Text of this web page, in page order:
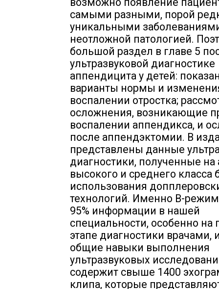
самыми разными, порой
уникальными
неотложной патологией.
большой раздел в главе 5
ультразвуковой диагностике
аппендицита у детей:
варианты нормы и
воспалении отростка;
осложнения, возникающие
воспалении аппендикса, и
после аппендэктомии. В
представлены данные
диагностики, полученные на
высокого и среднего класса
использования
технологий. Именно В-
95% информации в нашей
специальности, особенно на
этапе диагностики
общие навыки выполнения
ультразвуковых
содержит свыше 1400
клипа, которые